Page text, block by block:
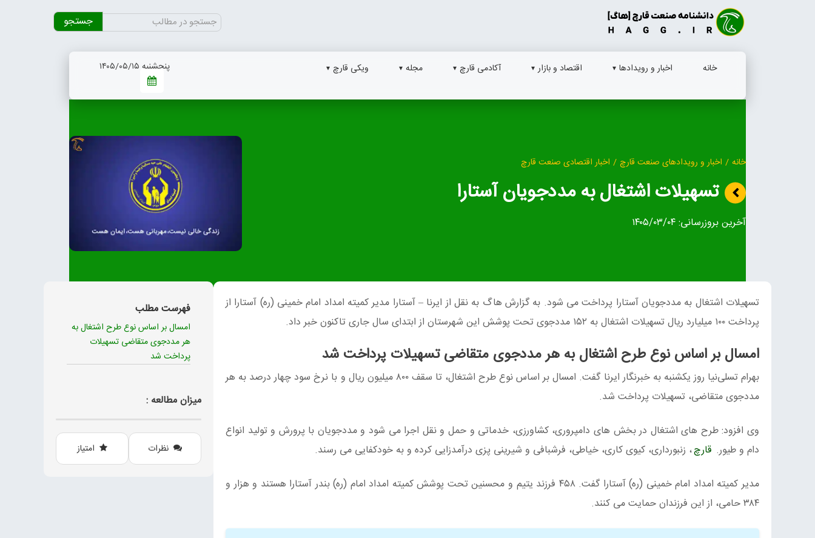
جستجو
برای:
خانه اخبار و رویدادها اقتصاد و بازار آکادمی قارچ مجله ویکی قارچ پنجشنبه ۱۴۰۵/۰۵/۱۵
خانه / اخبار و رویدادهای صنعت قارچ / اخبار اقتصادی صنعت قارچ
تسهیلات اشتغال به مددجویان آستارا
آخرین بروزرسانی:۱۴۰۵/۰۳/۰۴
تسهیلات اشتغال به مددجویان آستارا پرداخت می شود. به گزارش هاگ به نقل از ایرنا – آستارا مدیر کمیته امداد امام خمینی (ره) آستارا از
پرداخت ۱۰۰ میلیارد ریال تسهیلات اشتغال به ۱۵۲ مددجوی تحت پوشش این شهرستان از ابتدای سال جاری تاکنون خبر داد.
امسال بر اساس نوع طرح اشتغال به هر مددجوی متقاضی تسهیلات پرداخت شد
بهرام تسلی‌نیا روز یکشنبه به خبرنگار ایرنا گفت. امسال بر اساس نوع طرح اشتغال، تا سقف ۸۰۰ میلیون ریال و با نرخ سود چهار درصد به هر
مددجوی متقاضی، تسهیلات پرداخت شد.
وی افزود: طرح‌ های اشتغال در بخش‌ های دامپروری، کشاورزی، خدماتی و حمل و نقل اجرا می‌ شود و مددجویان با پرورش و تولید انواع
دام و طیور. قارچ، زنبورداری، کیوی کاری، خیاطی، فرشبافی و شیرینی پزی درآمدزایی کرده و به خودکفایی می رسند.
مدیر کمیته امداد امام خمینی (ره) آستارا گفت. ۴۵۸ فرزند یتیم و محسنین تحت پوشش کمیته امداد امام (ره) بندر آستارا هستند و هزار و
۳۸۴ حامی، از این فرزندان حمایت می کنند.
فهرست مطلب
امسال بر اساس نوع طرح اشتغال به
هر مددجوی متقاضی تسهیلات
پرداخت شد
میزان مطالعه :
نظرات امتیاز